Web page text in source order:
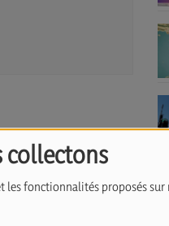
collectons
les fonctionnalités proposés